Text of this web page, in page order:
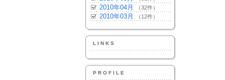
2010年04月 （32件）
2010年03月 （12件）
LINKS
PROFILE